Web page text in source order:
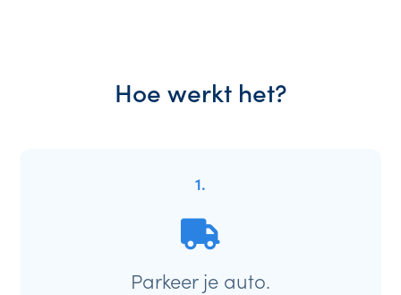
Hoe werkt het?
1.
Parkeer je auto.